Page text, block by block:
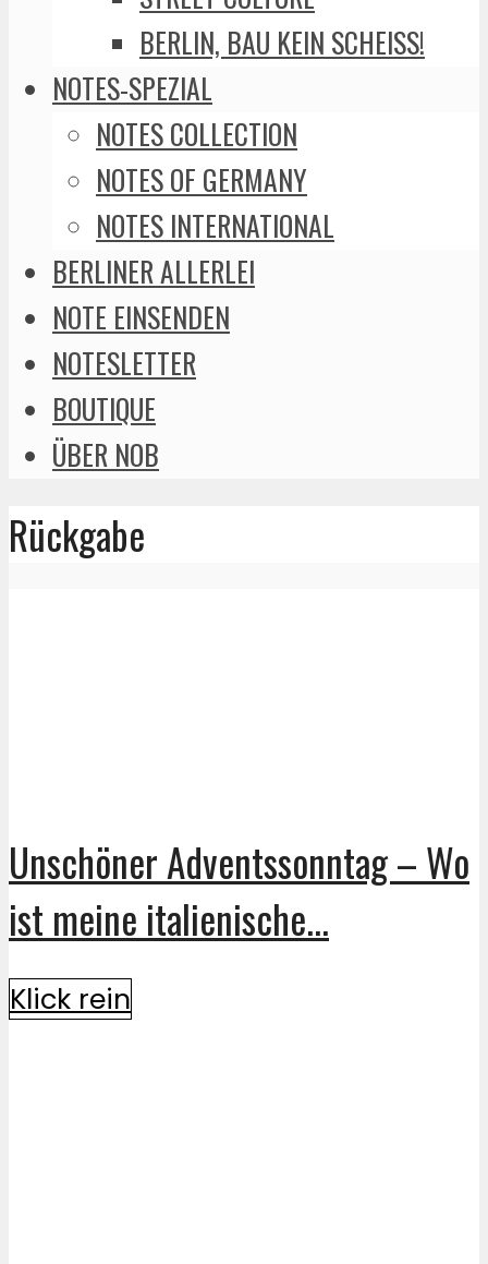
BERLIN, BAU KEIN SCHEISS!
NOTES-SPEZIAL
NOTES COLLECTION
NOTES OF GERMANY
NOTES INTERNATIONAL
BERLINER ALLERLEI
NOTE EINSENDEN
NOTESLETTER
BOUTIQUE
ÜBER NOB
Rückgabe
Unschöner Adventssonntag – Wo
ist meine italienische...
Klick rein